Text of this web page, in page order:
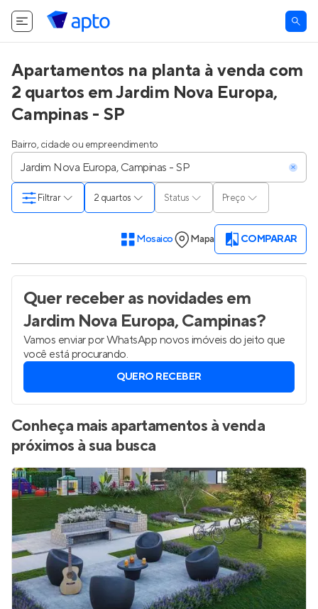
Apartamentos na planta à venda com
2 quartos em Jardim Nova Europa,
Campinas - SP
Bairro, cidade ou empreendimento
2 quartos Status Preço
Filtrar
Mosaico Mapa COMPARAR
Quer receber as novidadesem
Jardim Nova Europa, Campinas?
Vamos enviar por WhatsApp novos imóveis do jeito que
você está procurando.
QUERO RECEBER
Conheça mais apartamentos à venda
próximos à sua busca